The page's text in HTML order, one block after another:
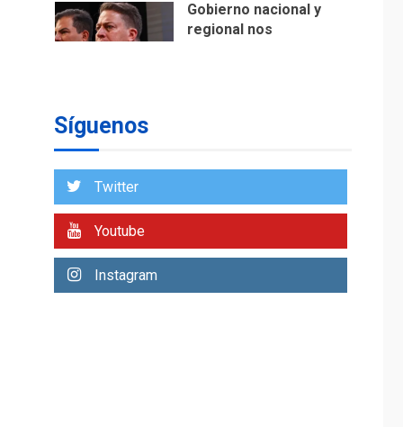
Gobierno nacional y
regional nos
1
ÚLTIMA HORA
operaciones de carga
Aeropuerto de
Síguenos
Twitter
Youtube
Instagram